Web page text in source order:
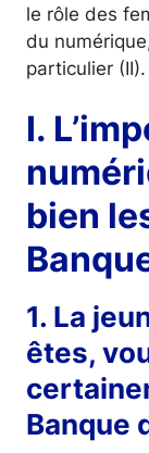
le rôle des
du
particulier (II).
I.
bien
1. La
êtes,
Banque